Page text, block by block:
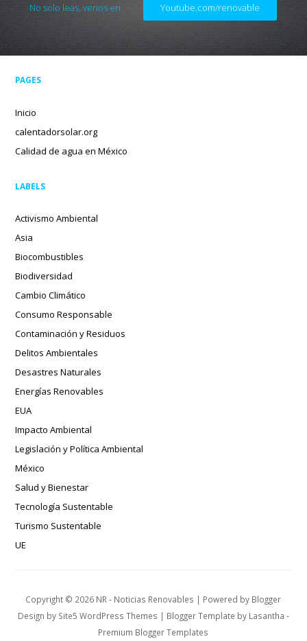
No solo leas, venos en Youtube.com/renovable
PAGES
Inicio
calentadorsolar.org
Calidad de agua en México
LABELS
Activismo Ambiental
Asia
Biocombustibles
Biodiversidad
Cambio Climático
Consumo Responsable
Contaminación y Residuos
Delitos Ambientales
Desastres Naturales
Energías Renovables
EUA
Impacto Ambiental
Legislación y Política Ambiental
México
Salud y Bienestar
Tecnología Sustentable
Turismo Sustentable
UE
Copyright © 2026 NR - Noticias Renovables | Powered by Blogger
Design by Site5 WordPress Themes | Blogger Template by Lasantha -
Premium Blogger Templates